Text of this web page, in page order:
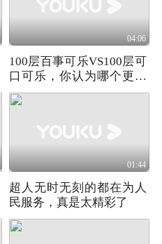
04:06
100层百事可乐VS100层可
口可乐，你认为哪个更加
坚固
01:44
超人无时无刻的都在为人
民服务，真是太精彩了